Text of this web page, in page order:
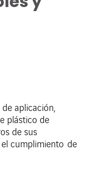
aplicación,
plástico de
de sus
cumplimiento de